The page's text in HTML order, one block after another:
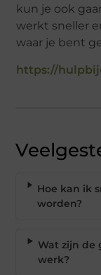
kun je ook
werkt sneller
waar je bent
https://
Hoe kan ik
worden?
Wat zijn de
werk?